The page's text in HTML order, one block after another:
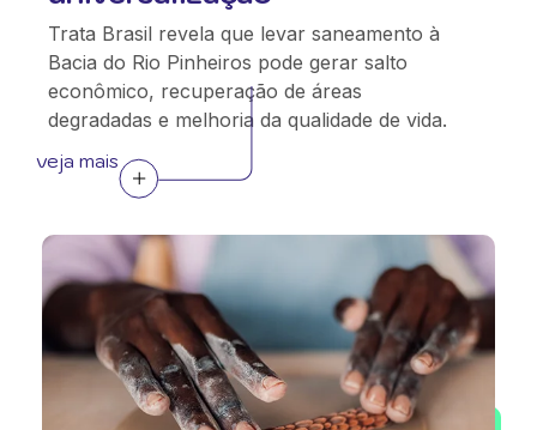
Trata Brasil revela que levar saneamento à
Bacia do Rio Pinheiros pode gerar salto
econômico, recuperação de áreas
degradadas e melhoria da qualidade de vida.
veja mais